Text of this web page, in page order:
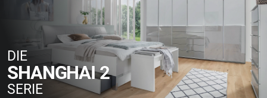
DIE
SHANGHAI 2
SERIE